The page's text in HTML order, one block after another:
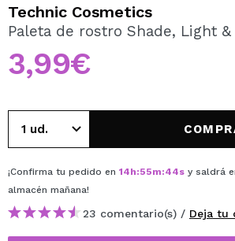
Al crear una cuenta en
tus compras rápidamente, revisar el
pedidos y consultar tus operaciones
CREAR CUENTA
Technic Cosmetics
Paleta de rostro Shade, Light
3,99€
¡Confirma tu pedido en 14h:55m:44s y saldrá
almacén mañana!
23 comentario(s) / Deja tu